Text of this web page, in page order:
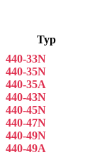
Typ
440-33N
440-35N
440-35A
440-43N
440-45N
440-47N
440-49N
440-49A